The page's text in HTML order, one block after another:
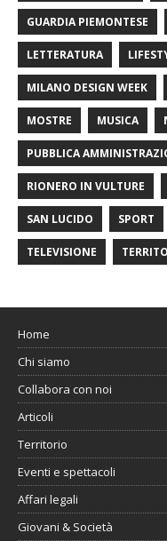
GUARDIA PIEMONTESE
LETTERATURA
MILANO DESIGN WEEK
MOSTRE MUSICA
PUBBLICA
RIONERO IN VULTURE
SAN LUCIDO SPORT
TELEVISIONE
Home
Chi siamo
Collabora con noi
Articoli
Territorio
Eventi e spettacoli
Affari legali
Giovani & Società